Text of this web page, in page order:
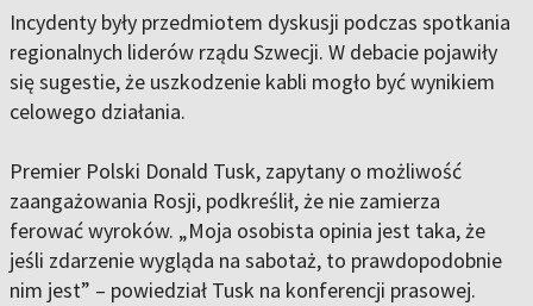
Incydenty były przedmiotem dyskusji podczas spotkania
regionalnych liderów rządu Szwecji. W debacie pojawiły
się sugestie, że uszkodzenie kabli mogło być wynikiem
celowego działania.
Premier Polski Donald Tusk, zapytany o możliwość
zaangażowania Rosji, podkreślił, że nie zamierza
ferować wyroków. „Moja osobista opinia jest taka, że
jeśli zdarzenie wygląda na sabotaż, to prawdopodobnie
nim jest” – powiedział Tusk na konferencji prasowej.